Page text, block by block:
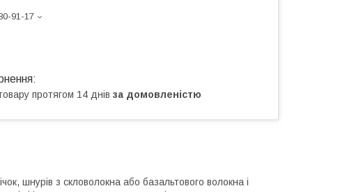
91-17
протягом 14 днів за домовленістю
шнурів з скловолокна або базальтового волокна і